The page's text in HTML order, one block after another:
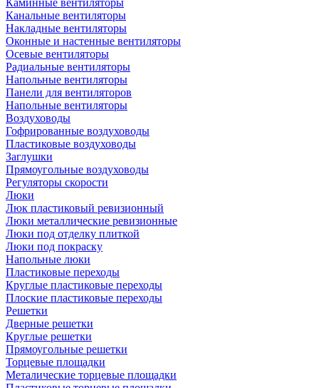
Каминные вентиляторы
Канальные вентиляторы
Накладные вентиляторы
Оконные и настенные вентиляторы
Осевые вентиляторы
Радиальные вентиляторы
Напольные вентиляторы
Панели для вентиляторов
Напольные вентиляторы
Воздуховоды
Гофрированные воздуховоды
Пластиковые воздуховоды
Заглушки
Прямоугольные воздуховоды
Регуляторы скорости
Люки
Люк пластиковый ревизионный
Люки металлические ревизионные
Люки под отделку плиткой
Люки под покраску
Напольные люки
Пластиковые переходы
Круглые пластиковые переходы
Плоские пластиковые переходы
Решетки
Дверные решетки
Круглые решетки
Прямоугольные решетки
Торцевые площадки
Металические торцевые площадки